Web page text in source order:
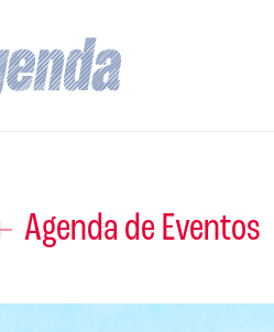
Agenda de Eventos
ROTEIROS